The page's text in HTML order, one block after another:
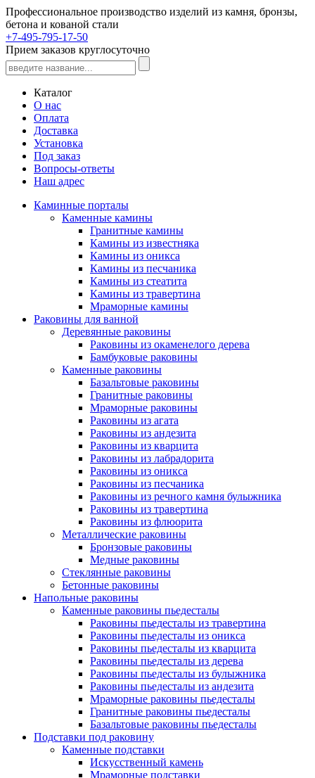
Профессиональное производство изделий из камня, бронзы,
бетона и кованой стали
+7-495-795-17-50
Прием заказов круглосуточно
Каталог
О нас
Оплата
Доставка
Установка
Под заказ
Вопросы-ответы
Наш адрес
Каминные порталы
Каменные камины
Гранитные камины
Камины из известняка
Камины из оникса
Камины из песчаника
Камины из стеатита
Камины из травертина
Мраморные камины
Раковины для ванной
Деревянные раковины
Раковины из окаменелого дерева
Бамбуковые раковины
Каменные раковины
Базальтовые раковины
Гранитные раковины
Мраморные раковины
Раковины из агата
Раковины из андезита
Раковины из кварцита
Раковины из лабрадорита
Раковины из оникса
Раковины из песчаника
Раковины из речного камня булыжника
Раковины из травертина
Раковины из флюорита
Металлические раковины
Бронзовые раковины
Медные раковины
Стеклянные раковины
Бетонные раковины
Напольные раковины
Каменные раковины пьедесталы
Раковины пьедесталы из травертина
Раковины пьедесталы из оникса
Раковины пьедесталы из кварцита
Раковины пьедесталы из дерева
Раковины пьедесталы из булыжника
Раковины пьедесталы из андезита
Мраморные раковины пьедесталы
Гранитные раковины пьедесталы
Базальтовые раковины пьедесталы
Подставки под раковину
Каменные подставки
Искусственный камень
Мраморные подставки